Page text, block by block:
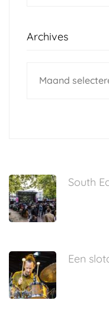
Archives
South
Een